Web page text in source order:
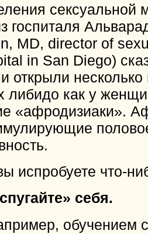
госпиталя
MD, director of
in San Diego)
открыли
как у
«афродизиаки».
испробуете что-
себя.
обучением